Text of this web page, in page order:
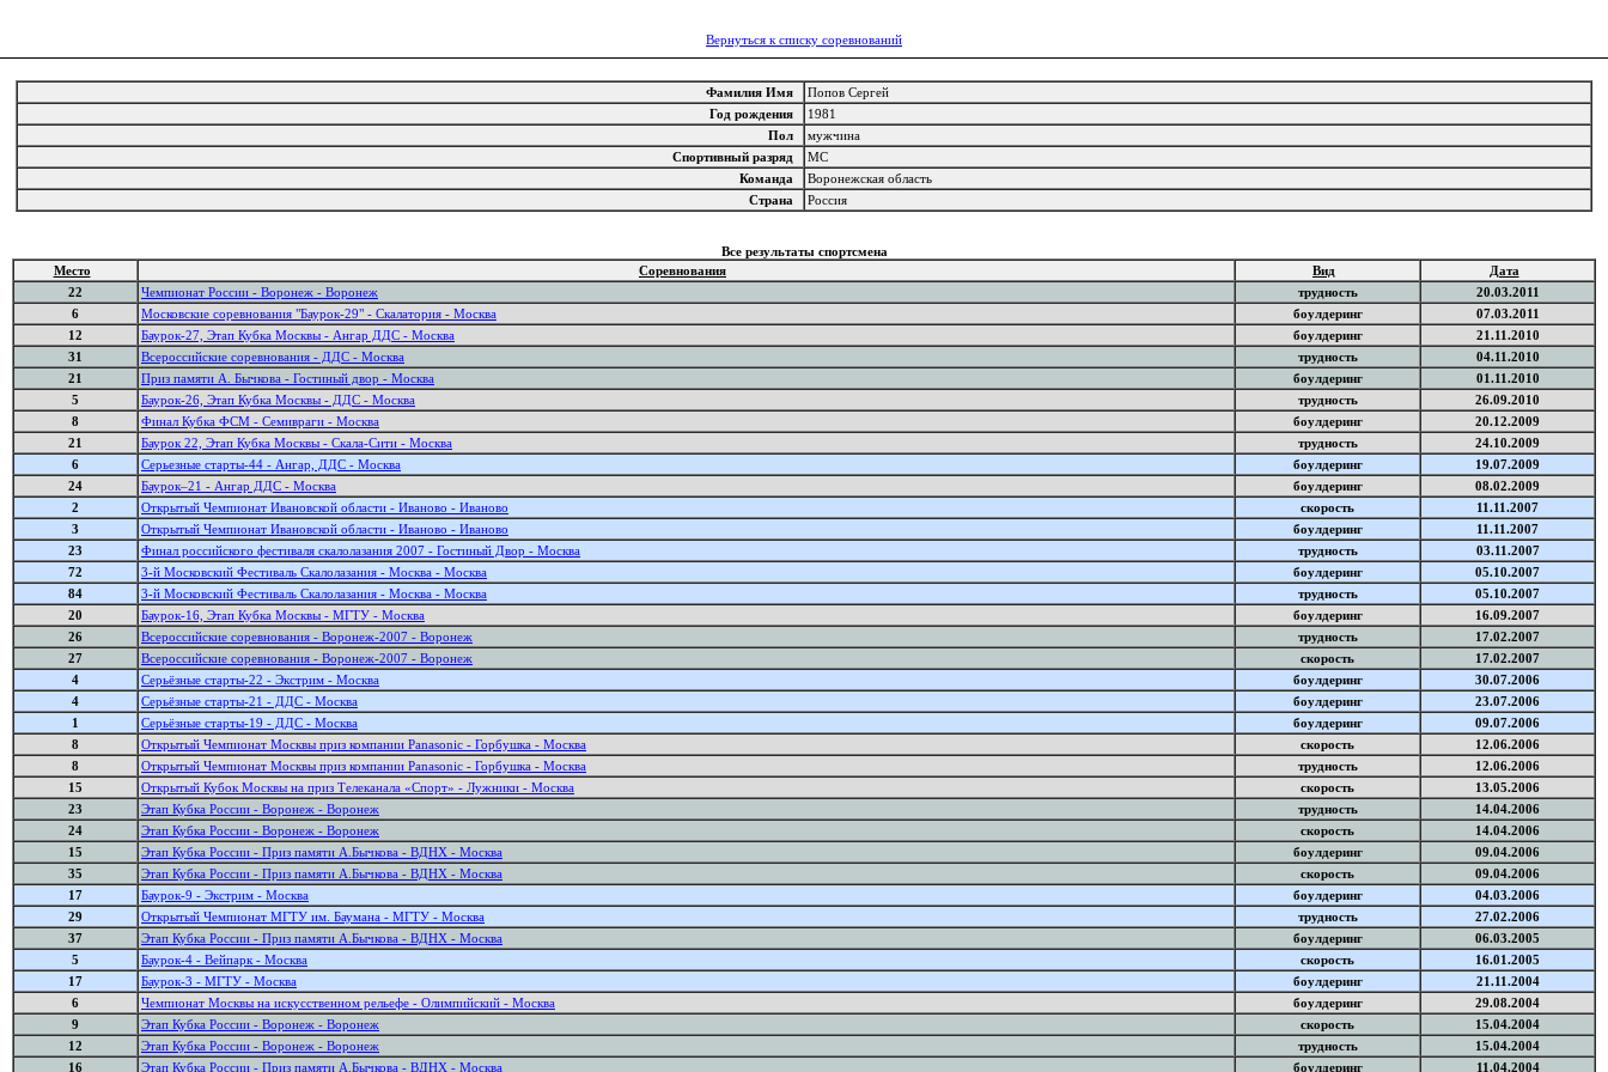
Вернуться к списку соревнований
Фамилия Имя
Попов Сергей
Год рождения
1981
Пол
мужчина
Спортивный разряд
МС
Команда
Воронежская область
Страна
Россия
Все результаты спортсмена
Место
Соревнования Вид
Дата
22
Чемпионат России - Воронеж - Воронеж трудность
20.03.2011
6
Московские соревнования "Баурок-29" - Скалатория - Москва боулдеринг
07.03.2011
12
Баурок-27, Этап Кубка Москвы - Ангар ДДС - Москва боулдеринг
21.11.2010
31
Всероссийские соревнования - ДДС - Москва трудность
04.11.2010
21
Приз памяти А. Бычкова - Гостиный двор - Москва боулдеринг
01.11.2010
5
Баурок-26, Этап Кубка Москвы - ДДС - Москва трудность
26.09.2010
8
Финал Кубка ФСМ - Семивраги - Москва боулдеринг
20.12.2009
21
Баурок 22, Этап Кубка Москвы - Скала-Сити - Москва трудность
24.10.2009
6
Серьезные старты-44 - Ангар, ДДС - Москва боулдеринг
19.07.2009
24
Баурок–21 - Ангар ДДС - Москва боулдеринг
08.02.2009
2
Открытый Чемпионат Ивановской области - Иваново - Иваново скорость
11.11.2007
3
Открытый Чемпионат Ивановской области - Иваново - Иваново боулдеринг
11.11.2007
23
Финал российского фестиваля скалолазания 2007 - Гостиный Двор - Москва трудность
03.11.2007
72
3-й Московский Фестиваль Cкалолазания - Москва - Москва боулдеринг
05.10.2007
84
3-й Московский Фестиваль Cкалолазания - Москва - Москва трудность
05.10.2007
20
Баурок-16, Этап Кубка Москвы - МГТУ - Москва боулдеринг
16.09.2007
26
Всероссийские соревнования - Воронеж-2007 - Воронеж трудность
17.02.2007
27
Всероссийские соревнования - Воронеж-2007 - Воронеж скорость
17.02.2007
4
Серьёзные старты-22 - Экстрим - Москва боулдеринг
30.07.2006
4
Серьёзные старты-21 - ДДС - Москва боулдеринг
23.07.2006
1
Серьёзные старты-19 - ДДС - Москва боулдеринг
09.07.2006
8
Открытый Чемпионат Москвы приз компании Panasonic - Горбушка - Москва скорость
12.06.2006
8
Открытый Чемпионат Москвы приз компании Panasonic - Горбушка - Москва трудность
12.06.2006
15
Открытый Кубок Москвы на приз Телеканала «Спорт» - Лужники - Москва скорость
13.05.2006
23
Этап Кубка России - Воронеж - Воронеж трудность
14.04.2006
24
Этап Кубка России - Воронеж - Воронеж скорость
14.04.2006
15
Этап Кубка России - Приз памяти А.Бычкова - ВДНХ - Москва боулдеринг
09.04.2006
35
Этап Кубка России - Приз памяти А.Бычкова - ВДНХ - Москва скорость
09.04.2006
17
Баурок-9 - Экстрим - Москва боулдеринг
04.03.2006
29
Открытый Чемпионат МГТУ им. Баумана - МГТУ - Москва трудность
27.02.2006
37
Этап Кубка России - Приз памяти А.Бычкова - ВДНХ - Москва боулдеринг
06.03.2005
5
Баурок-4 - Вейпарк - Москва скорость
16.01.2005
17
Баурок-3 - МГТУ - Москва боулдеринг
21.11.2004
6
Чемпионат Москвы на искусственном рельефе - Олимпийский - Москва боулдеринг
29.08.2004
9
Этап Кубка России - Воронеж - Воронеж скорость
15.04.2004
12
Этап Кубка России - Воронеж - Воронеж трудность
15.04.2004
16
Этап Кубка России - Приз памяти А.Бычкова - ВДНХ - Москва боулдеринг 11.04.2004